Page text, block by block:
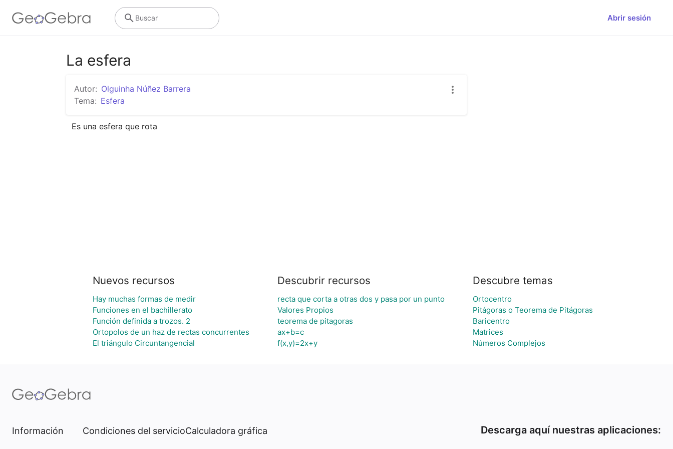
Abrir sesión
Buscar
La esfera
Autor: Olguinha Núñez Barrera
Tema: Esfera
Es una esfera que rota
Nuevos recursos
Hay muchas formas de medir
Funciones en el bachillerato
Función definida a trozos. 2
Ortopolos de un haz de rectas concurrentes
El triángulo Circuntangencial
Descubrir recursos
recta que corta a otras dos y pasa por un punto
Valores Propios
teorema de pitagoras
ax+b=c
f(x,y)=2x+y
Descubre temas
Ortocentro
Pitágoras o Teorema de Pitágoras
Baricentro
Matrices
Números Complejos
Información Condiciones del servicioCalculadora gráfica Descarga aquí nuestras aplicaciones: